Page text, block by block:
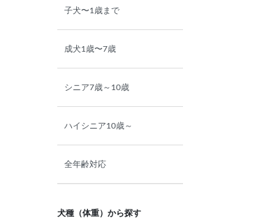
猫ドライフード
猫ウェットフード
猫おやつ
猫サプリ・ミルク・栄養補給
その他ペット用品
子犬〜1歳まで
成犬1歳〜7歳
シニア7歳～10歳
ハイシニア10歳～
全年齢対応
犬種（体重）から探す